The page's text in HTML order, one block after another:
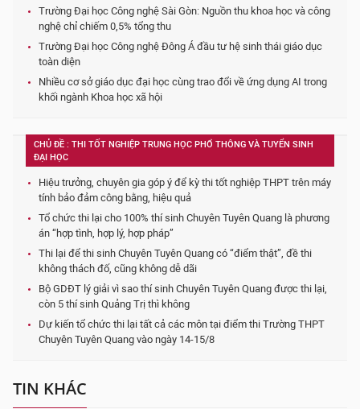
Trường Đại học Công nghệ Sài Gòn: Nguồn thu khoa học và công
nghệ chỉ chiếm 0,5% tổng thu
Trường Đại học Công nghệ Đông Á đầu tư hệ sinh thái giáo dục
toàn diện
Nhiều cơ sở giáo dục đại học cùng trao đổi về ứng dụng AI trong
khối ngành Khoa học xã hội
CHỦ ĐỀ : THI TỐT NGHIỆP TRUNG HỌC PHỔ THÔNG VÀ TUYỂN SINH
ĐẠI HỌC
Hiệu trưởng, chuyên gia góp ý để kỳ thi tốt nghiệp THPT trên máy
tính bảo đảm công bằng, hiệu quả
Tổ chức thi lại cho 100% thí sinh Chuyên Tuyên Quang là phương
án “hợp tình, hợp lý, hợp pháp”
Thi lại để thi sinh Chuyên Tuyên Quang có “điểm thật”, đề thi
không thách đố, cũng không dễ dãi
Bộ GDĐT lý giải vì sao thí sinh Chuyên Tuyên Quang được thi lại,
còn 5 thí sinh Quảng Trị thì không
Dự kiến tổ chức thi lại tất cả các môn tại điểm thi Trường THPT
Chuyên Tuyên Quang vào ngày 14-15/8
TIN KHÁC